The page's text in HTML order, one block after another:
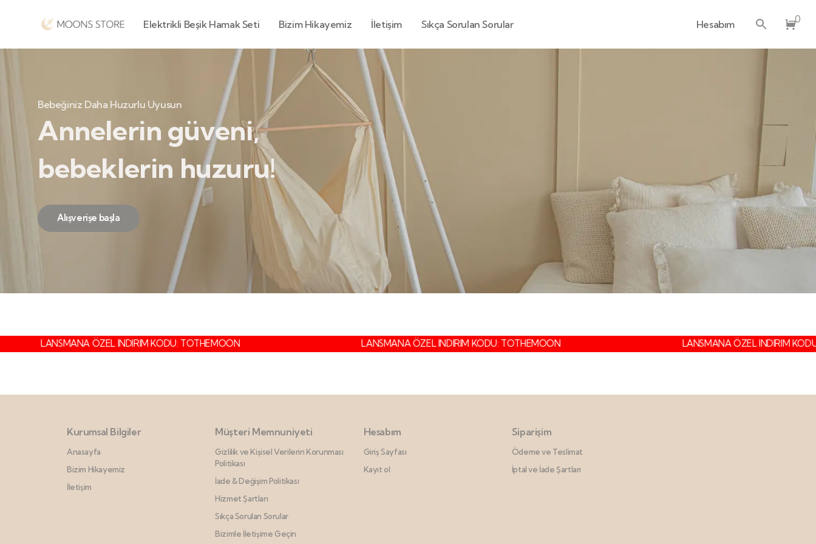
Elektrikli Beşik Hamak Seti Bizim Hikayemiz İletişim Sıkça Sorulan Sorular Hesabım 0
Bebeğiniz Daha Huzurlu Uyusun
Annelerin güveni,
bebeklerin huzuru!
Alışverişe başla
LANSMANA ÖZEL INDIRIM KODU: TOTHEMOON LANSMANA ÖZEL INDIRIM KODU: TOTHEMOON LANSMANA ÖZEL INDIRIM KODU:
Kurumsal Bilgiler
Anasayfa
Bizim Hikayemiz
İletişim
Müşteri Memnuniyeti
Gizlilik ve Kişisel Verilerin Korunması
Politikası
İade & Değişim Politikası
Hizmet Şartları
Sıkça Sorulan Sorular
Bizimle İletişime Geçin
Hesabım
Giriş Sayfası
Kayıt ol
Siparişim
Ödeme ve Teslimat
İptal ve İade Şartları